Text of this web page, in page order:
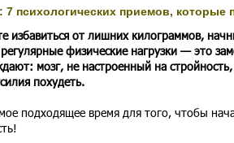
психологических приемов, которые
избавиться от лишних килограммов,
физические нагрузки — это
мозг, не настроенный на
похудеть.
подходящее время для того, чтобы